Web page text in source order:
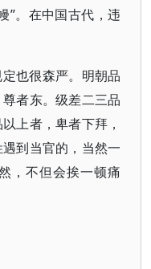
”。在中国古代，违
也很森严。明朝品
者东。级差二三品
上者，卑者下拜，
到当官的，当然一
，不但会挨一顿痛